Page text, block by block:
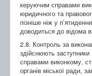
керуючим справами
юридичного та
пізніше ніж у
доводиться до відома
2.8. Контроль за
здійснюють
справами виконкому,
органів міської ради,